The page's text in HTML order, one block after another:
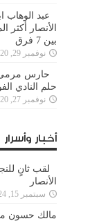
عبد الوهاب
الأنصار
بين 7 فرق
نوفمبر 29, 2020
حارس مرمى
حلم النادي
نوفمبر 27, 2020
أخبار وأسرار
لقب ثانٍ
الأنصار
سبتمبر 15, 2024
مالك حسون